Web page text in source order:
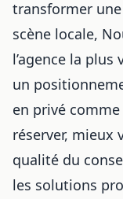
transformer
scène locale,
l’agence la
un
en privé
réserver, mieux
qualité du
les solutions